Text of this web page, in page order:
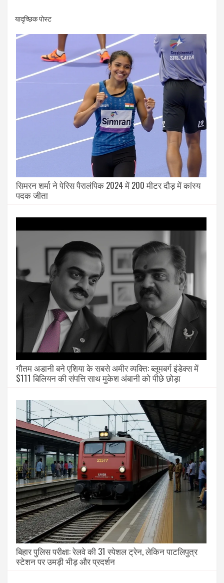
यादृच्छिक पोस्ट
सिमरन शर्मा ने पेरिस पैरालंपिक 2024 में 200 मीटर दौड़ में कांस्य
पदक जीता
गौतम अडानी बने एशिया के सबसे अमीर व्यक्ति: ब्लूमबर्ग इंडेक्स में
$111 बिलियन की संपत्ति साथ मुकेश अंबानी को पीछे छोड़ा
बिहार पुलिस परीक्षा: रेलवे की 31 स्पेशल ट्रेन, लेकिन पाटलिपुत्र
स्टेशन पर उमड़ी भीड़ और प्रदर्शन